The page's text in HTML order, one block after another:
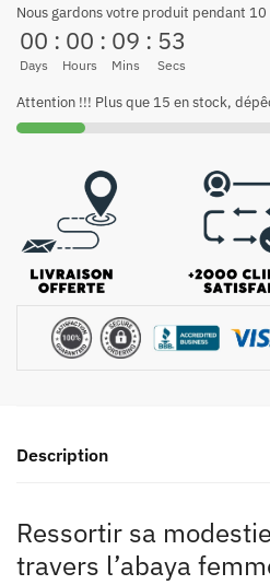
Nous gardons votre produit pendant
00
Days
: 00
Hours
: 09
Mins
: 52
Secs
Attention !!! Plus que 15 en stock,
Description
Ressortir sa
travers l’abaya